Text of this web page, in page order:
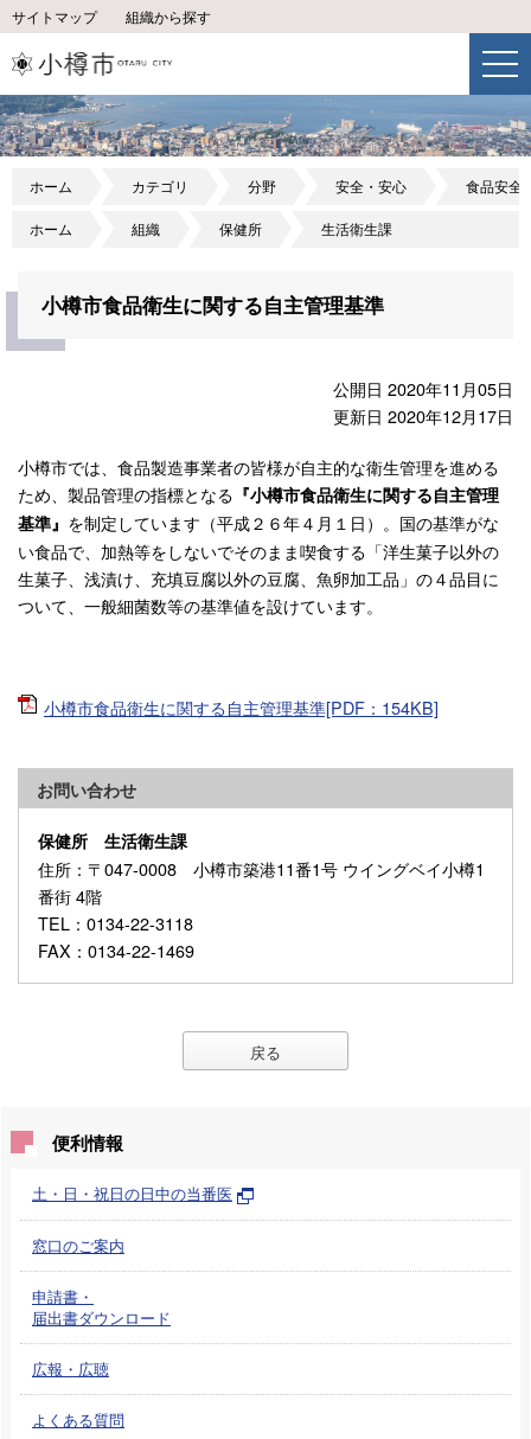
サイトマップ 組織から探す
ホーム カテゴリ 分野 安全・安心 食品安全
ホーム 組織 保健所 生活衛生課
小樽市食品衛生に関する自主管理基準
公開日 2020年11月05日
更新日 2020年12月17日
小樽市では、食品製造事業者の皆様が自主的な衛生管理を進める
ため、製品管理の指標となる 『小樽市食品衛生に関する自主管理
基準』 を制定しています（平成２６年４月１日）。国の基準がな
い食品で、加熱等をしないでそのまま喫食する「洋生菓子以外の
生菓子、浅漬け、充填豆腐以外の豆腐、魚卵加工品」の４品目に
ついて、一般細菌数等の基準値を設けています。
小樽市食品衛生に関する自主管理基準[PDF：154KB]
お問い合わせ
保健所 生活衛生課
住所 ：〒047-0008 小樽市築港11番1号 ウイングベイ小樽1
番街 4階
TEL ：0134-22-3118
FAX ：0134-22-1469
戻る
便利情報
土・日・祝日の日中の当番医
窓口のご案内
申請書・
届出書ダウンロード
広報・広聴
よくある質問